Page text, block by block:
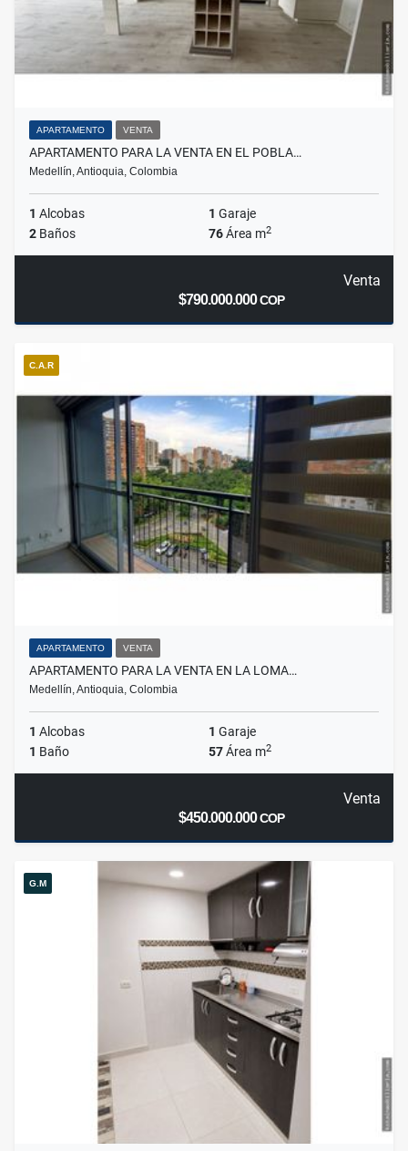
APARTAMENTO VENTA
APARTAMENTO PARA LA VENTA EN EL POBLA…
Medellín, Antioquia, Colombia
1 Alcobas 1 Garaje
2 Baños 76Área m2
Venta
$790.000.000COP
C.A.R
APARTAMENTO VENTA
APARTAMENTO PARA LA VENTA EN LA LOMA…
Medellín, Antioquia, Colombia
1 Alcobas 1 Garaje
1 Baño 57Área m2
Venta
$450.000.000COP
G.M